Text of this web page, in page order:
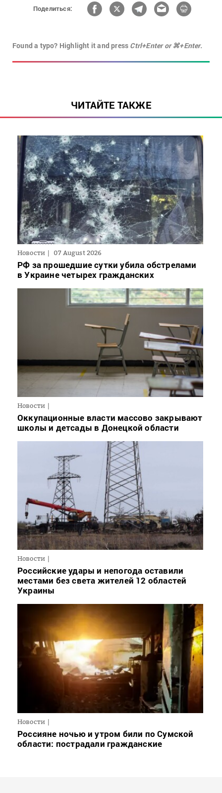
Поделиться:
Found a typo? Highlight it and press Ctrl+Enter or ⌘+Enter.
ЧИТАЙТЕ ТАКЖЕ
Новости 07 August 2026
РФ за прошедшие сутки убила обстрелами
в Украине четырех гражданских
Новости
Оккупационные власти массово закрывают
школы и детсады в Донецкой области
Новости
Российские удары и непогода оставили
местами без света жителей 12 областей
Украины
Новости
Россияне ночью и утром били по Сумской
области: пострадали гражданские